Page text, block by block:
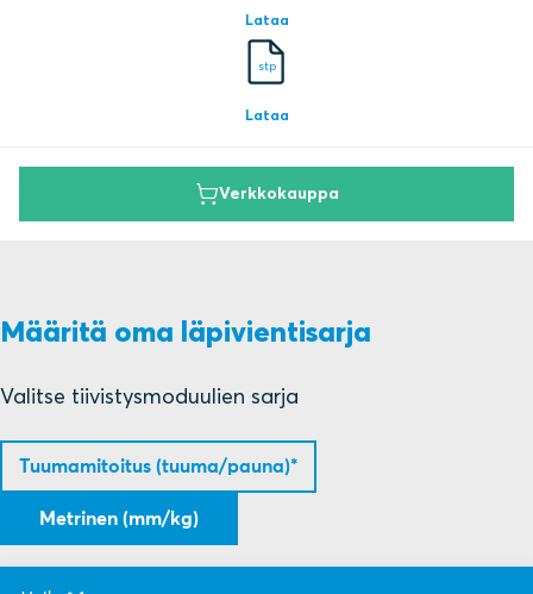
Lataa
stp
Lataa
Verkkokauppa
Määritä oma läpivientisarja
Valitse tiivistysmoduulien sarja